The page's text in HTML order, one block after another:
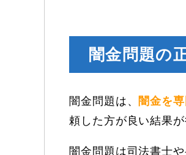
闇金問題の
闇金問題は、 闇金を
頼した方が良い結果が
闇金問題は司法書士